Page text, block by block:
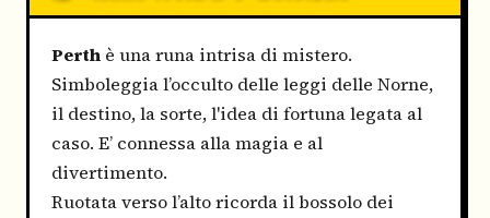
Perth è una runa intrisa di mistero.
Simboleggia l’occulto delle leggi delle Norne,
il destino, la sorte, l'idea di fortuna legata al
caso. E’ connessa alla magia e al
divertimento.
Ruotata verso l’alto ricorda il bossolo dei